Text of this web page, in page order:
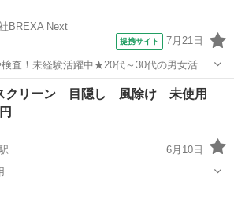
BREXA Next
提携サイト 7月21日
査！未経験活躍中★20代～30代の男女活躍
任旅費会社負担！マイカー通勤OK！無料駐
本県菊池郡大津町》 人気の工場のお
立...
クリーン 目隠し 風除け 未使用
6月10日